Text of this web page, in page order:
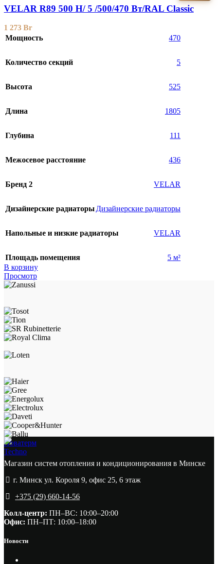
VELAR R89 500 H/ 5 /500/470 Вт/RAL Classic
1 273 Br
Мощность
470
Количество секций 5
Высота 525
Длина 1805
Глубина 111
Межосевое расстояние 436
Бренд 2 VELAR
Дизайнерские радиаторы Дизайнерские радиаторы
Напольные и низкие радиаторы VELAR
Площадь помещения
5 м²
В корзину
Просмотр
Новатерм
Techno
Магазин систем отопления и кондиционирования в Минске
г. Минск ул. Короля 9, офис 25, 6 этаж
+375 (29) 660-14-56
Колл-центр: ПН–ВС: 10:00–20:00​
Офис: ПН–ПТ: 10:00–18:00
Новости